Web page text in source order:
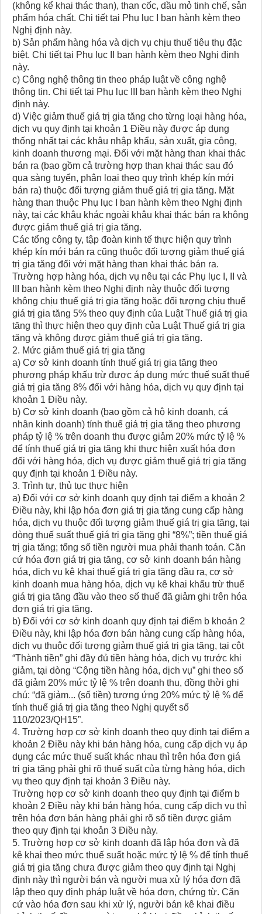
(không kể khai thác than), than cốc, dầu mỏ tinh chế, sản
phẩm hóa chất. Chi tiết tại Phụ lục I ban hành kèm theo
Nghị định này.
b) Sản phẩm hàng hóa và dịch vụ chịu thuế tiêu thụ đặc
biệt. Chi tiết tại Phụ lục II ban hành kèm theo Nghị định
này.
c) Công nghệ thông tin theo pháp luật về công nghệ
thông tin. Chi tiết tại Phụ lục III ban hành kèm theo Nghị
định này.
d) Việc giảm thuế giá trị gia tăng cho từng loại hàng hóa,
dịch vụ quy định tại khoản 1 Điều này được áp dụng
thống nhất tại các khâu nhập khẩu, sản xuất, gia công,
kinh doanh thương mại. Đối với mặt hàng than khai thác
bán ra (bao gồm cả trường hợp than khai thác sau đó
qua sàng tuyển, phân loại theo quy trình khép kín mới
bán ra) thuộc đối tượng giảm thuế giá trị gia tăng. Mặt
hàng than thuộc Phụ lục I ban hành kèm theo Nghị định
này, tại các khâu khác ngoài khâu khai thác bán ra không
được giảm thuế giá trị gia tăng.
Các tổng công ty, tập đoàn kinh tế thực hiện quy trình
khép kín mới bán ra cũng thuộc đối tượng giảm thuế giá
trị gia tăng đối với mặt hàng than khai thác bán ra.
Trường hợp hàng hóa, dịch vụ nêu tại các Phụ lục I, II và
III ban hành kèm theo Nghị định này thuộc đối tượng
không chịu thuế giá trị gia tăng hoặc đối tượng chịu thuế
giá trị gia tăng 5% theo quy định của Luật Thuế giá trị gia
tăng thì thực hiện theo quy định của Luật Thuế giá trị gia
tăng và không được giảm thuế giá trị gia tăng.
2. Mức giảm thuế giá trị gia tăng
a) Cơ sở kinh doanh tính thuế giá trị gia tăng theo
phương pháp khấu trừ được áp dụng mức thuế suất thuế
giá trị gia tăng 8% đối với hàng hóa, dịch vụ quy định tại
khoản 1 Điều này.
b) Cơ sở kinh doanh (bao gồm cả hộ kinh doanh, cá
nhân kinh doanh) tính thuế giá trị gia tăng theo phương
pháp tỷ lệ % trên doanh thu được giảm 20% mức tỷ lệ %
để tính thuế giá trị gia tăng khi thực hiện xuất hóa đơn
đối với hàng hóa, dịch vụ được giảm thuế giá trị gia tăng
quy định tại khoản 1 Điều này.
3. Trình tự, thủ tục thực hiện
a) Đối với cơ sở kinh doanh quy định tại điểm a khoản 2
Điều này, khi lập hóa đơn giá trị gia tăng cung cấp hàng
hóa, dịch vụ thuộc đối tượng giảm thuế giá trị gia tăng, tại
dòng thuế suất thuế giá trị gia tăng ghi “8%”; tiền thuế giá
trị gia tăng; tổng số tiền người mua phải thanh toán. Căn
cứ hóa đơn giá trị gia tăng, cơ sở kinh doanh bán hàng
hóa, dịch vụ kê khai thuế giá trị gia tăng đầu ra, cơ sở
kinh doanh mua hàng hóa, dịch vụ kê khai khấu trừ thuế
giá trị gia tăng đầu vào theo số thuế đã giảm ghi trên hóa
đơn giá trị gia tăng.
b) Đối với cơ sở kinh doanh quy định tại điểm b khoản 2
Điều này, khi lập hóa đơn bán hàng cung cấp hàng hóa,
dịch vụ thuộc đối tượng giảm thuế giá trị gia tăng, tại cột
“Thành tiền” ghi đầy đủ tiền hàng hóa, dịch vụ trước khi
giảm, tại dòng “Cộng tiền hàng hóa, dịch vụ” ghi theo số
đã giảm 20% mức tỷ lệ % trên doanh thu, đồng thời ghi
chú: “đã giảm... (số tiền) tương ứng 20% mức tỷ lệ % để
tính thuế giá trị gia tăng theo Nghị quyết số
110/2023/QH15”.
4. Trường hợp cơ sở kinh doanh theo quy định tại điểm a
khoản 2 Điều này khi bán hàng hóa, cung cấp dịch vụ áp
dụng các mức thuế suất khác nhau thì trên hóa đơn giá
trị gia tăng phải ghi rõ thuế suất của từng hàng hóa, dịch
vụ theo quy định tại khoản 3 Điều này.
Trường hợp cơ sở kinh doanh theo quy định tại điểm b
khoản 2 Điều này khi bán hàng hóa, cung cấp dịch vụ thì
trên hóa đơn bán hàng phải ghi rõ số tiền được giảm
theo quy định tại khoản 3 Điều này.
5. Trường hợp cơ sở kinh doanh đã lập hóa đơn và đã
kê khai theo mức thuế suất hoặc mức tỷ lệ % để tính thuế
giá trị gia tăng chưa được giảm theo quy định tại Nghị
định này thì người bán và người mua xử lý hóa đơn đã
lập theo quy định pháp luật về hóa đơn, chứng từ. Căn
cứ vào hóa đơn sau khi xử lý, người bán kê khai điều